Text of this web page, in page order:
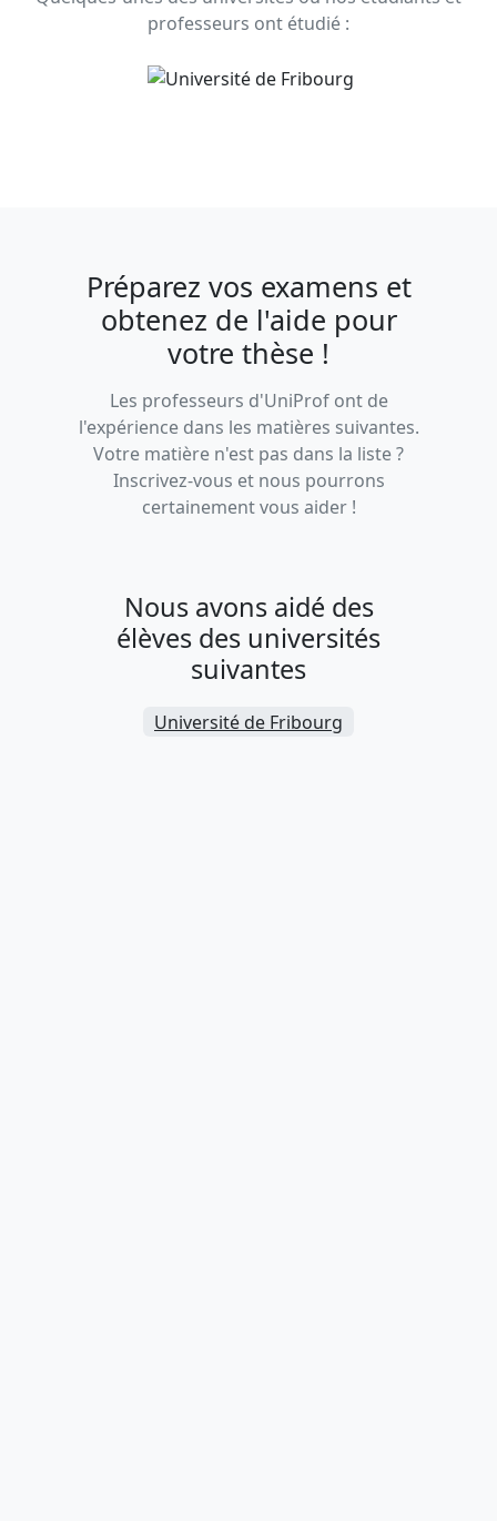
professeurs ont étudié :
Préparez vos examens et
obtenez de l'aide pour
votre thèse !
Les professeurs d'UniProf ont de
l'expérience dans les matières suivantes.
Votre matière n'est pas dans la liste ?
Inscrivez-vous et nous pourrons
certainement vous aider !
Nous avons aidé des
élèves des universités
suivantes
Université de Fribourg